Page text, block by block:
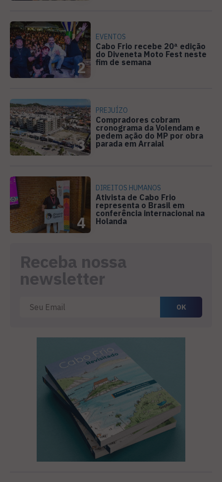
2
EVENTOS
Cabo Frio recebe 20ª edição
do Diveneta Moto Fest neste
fim de semana
3
PREJUÍZO
Compradores cobram
cronograma da Volendam e
pedem ação do MP por obra
parada em Arraial
4
DIREITOS HUMANOS
Ativista de Cabo Frio
representa o Brasil em
conferência internacional na
Holanda
Receba nossa
newsletter